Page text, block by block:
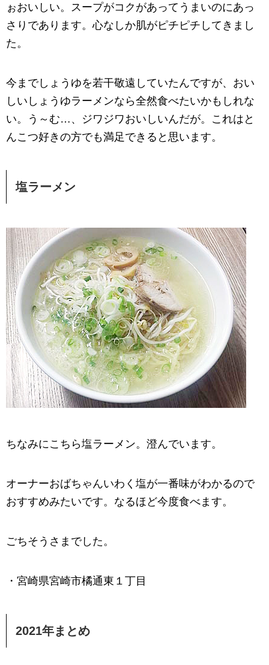
ぉおいしい。スープがコクがあってうまいのにあっ
さりであります。心なしか肌がピチピチしてきまし
た。
今までしょうゆを若干敬遠していたんですが、おい
しいしょうゆラーメンなら全然食べたいかもしれな
い。う～む…、ジワジワおいしいんだが。これはと
んこつ好きの方でも満足できると思います。
塩ラーメン
ちなみにこちら塩ラーメン。澄んでいます。
オーナーおばちゃんいわく塩が一番味がわかるので
おすすめみたいです。なるほど今度食べます。
ごちそうさまでした。
・宮崎県宮崎市橘通東１丁目
2021年まとめ